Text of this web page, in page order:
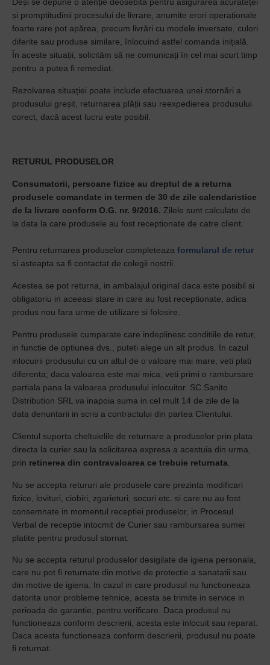
și promptitudinii procesului de livrare, anumite erori operaționale
foarte rare pot apărea, precum livrări cu modele inversate, culori
diferite sau produse similare, înlocuind astfel comanda inițială.
În aceste situații, solicităm să ne comunicați în cel mai scurt timp
pentru a putea fi remediat.
Rezolvarea situației poate include efectuarea unei stornări a
produsului greșit, returnarea plății sau reexpedierea produsului
corect, dacă acest lucru este posibil.
RETURUL PRODUSELOR
Consumatorii, persoane fizice au dreptul de a returna
produsele comandate in termen de 30 de zile calendaristice
de la livrare conform O.G. nr. 9/2016. Zilele sunt calculate de
la data la care produsele au fost receptionate de catre client.
Pentru returnarea produselor completeaza formularul de retur
si asteapta sa fi contactat de colegii nostrii.
Acestea se pot returna, in ambalajul original daca este posibil si
obligatoriu in aceeasi stare in care au fost receptionate, adica
produs nou fara urme de utilizare si folosire.
Pentru produsele cumparate care indeplinesc conditiile de retur,
in functie de optiunea dvs., puteti alege un alt produs. In cazul
inlocuirii produsului cu un altul de o valoare mai mare, veti plati
diferenta; daca valoarea este mai mica, veti primi o rambursare
partiala pana la valoarea produsului inlocuitor. SC Sanito
Distribution SRL va inapoia suma in cel mult 14 de zile de la
data denuntarii in scris a contractului din partea Clientului.
Clientul suporta cheltuielile de returnare a produselor prin plata
directa la curier sau la solicitarea expresa a acestuia din urma,
prin retinerea din contravaloarea ce trebuie returnata
Nu se accepta retururi ale produsele care prezinta modificari
fizice, lovituri, ciobiri, zgarieturi, socuri etc. si care nu au fost
consemnate in momentul receptiei produselor, in Procesul
Verbal de receptie intocmit de Curier sau rambursarea sumei
platite pentru produsul stornat.
Nu se accepta returul produselor desigilate de igiena personala,
care nu pot fi returnate din motive de protectie a sanatatii sau
din motive de igiena. In cazul in care produsul nu functioneaza
datorita unor probleme tehnice, acesta se trimite in service in
perioada de garantie, pentru verificare. Daca produsul nu
functioneaza conform descrierii, acesta este inlocuit sau reparat.
Daca acesta functioneaza conform descrierii, produsul nu poate
fi returnat.